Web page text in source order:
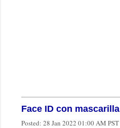
Face ID con mascarilla
Posted: 28 Jan 2022 01:00 AM PST